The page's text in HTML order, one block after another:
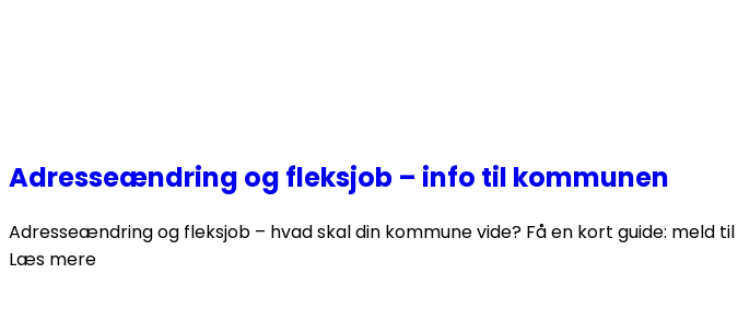
Adresseændring og fleksjob – info til kommunen
Adresseændring og fleksjob – hvad skal din kommune vide? Få en kort guide:
Læs mere